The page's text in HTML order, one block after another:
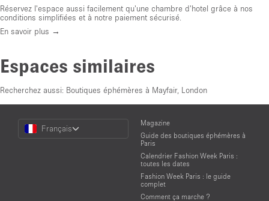
Réservez l'espace aussi facilement qu'une chambre d'hotel grâce à nos
conditions simplifiées et à notre paiement sécurisé.
En savoir plus →
Espaces similaires
Recherchez aussi: Boutiques éphémères à Mayfair, London
Choose
Language
Français
Magazine
Guide des boutiques éphémères à
Paris
Calendrier Fashion Week Paris :
toutes les dates
Fashion Week Paris : le guide
complet
Comment ça marche ?